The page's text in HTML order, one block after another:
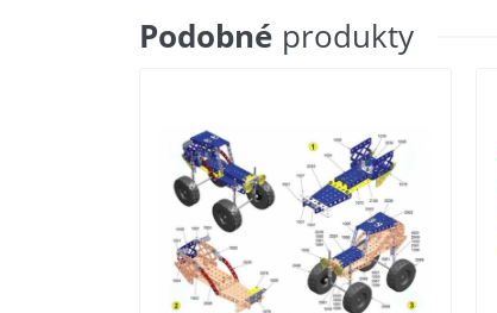
Podobné produkty